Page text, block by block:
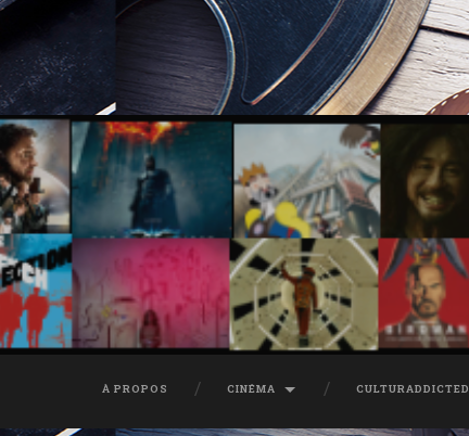
À PROPOS CINÉMA CULTURADDICTED